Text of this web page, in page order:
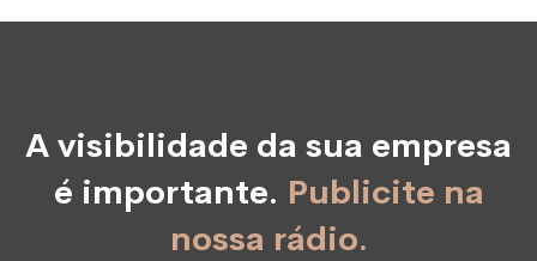
A visibilidade da sua empresa
é importante. Publicite na
nossa rádio.